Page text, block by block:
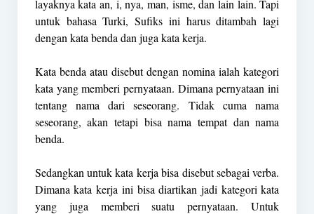
layaknya kata an, i, nya, man, isme, dan lain lain. Tapi
untuk bahasa Turki, Sufiks ini harus ditambah lagi
dengan kata benda dan juga kata kerja.
Kata benda atau disebut dengan nomina ialah kategori
kata yang memberi pernyataan. Dimana pernyataan ini
tentang nama dari seseorang. Tidak cuma nama
seseorang, akan tetapi bisa nama tempat dan nama
benda.
Sedangkan untuk kata kerja bisa disebut sebagai verba.
Dimana kata kerja ini bisa diartikan jadi kategori kata
yang juga memberi suatu pernyataan. Untuk